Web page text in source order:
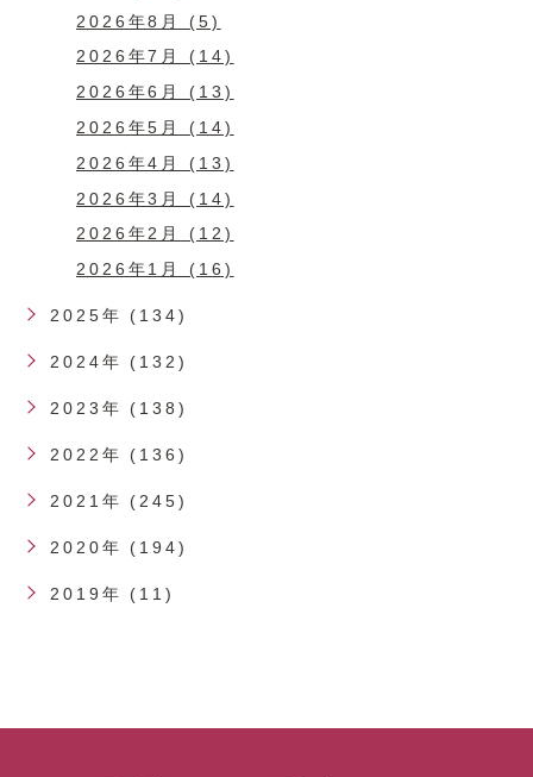
2026年8月 (5)
2026年7月 (14)
2026年6月 (13)
2026年5月 (14)
2026年4月 (13)
2026年3月 (14)
2026年2月 (12)
2026年1月 (16)
2025年 (134)
2024年 (132)
2023年 (138)
2022年 (136)
2021年 (245)
2020年 (194)
2019年 (11)